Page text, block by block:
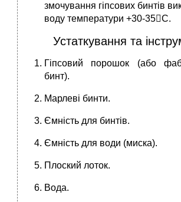
змочування гіпсових бинтів
воду температури +30-35С.
Устаткування та
Гіпсовий порошок (або
бинт).
Марлеві бинти.
Ємність для бинтів.
Ємність для води (миска).
Плоский лоток.
Вода.